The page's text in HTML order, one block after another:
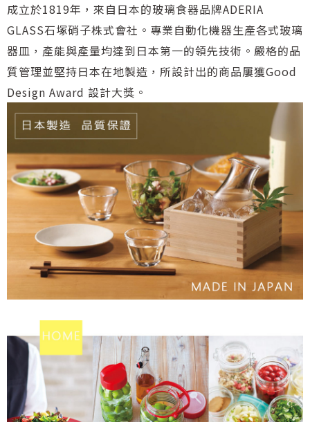
成立於1819年，來自日本的玻璃食器品牌ADERIA
GLASS石塚硝子株式會社。專業自動化機器生產各式玻璃
器皿，產能與產量均達到日本第一的領先技術。嚴格的品
質管理並堅持日本在地製造，所設計出的商品屢獲Good
Design Award 設計大獎。